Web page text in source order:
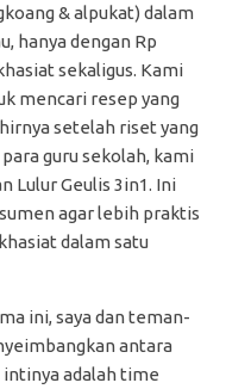
& alpukat) dalam
hanya dengan Rp
sekaligus. Kami
mencari resep yang
setelah riset yang
guru sekolah, kami
Lulur Geulis 3in1. Ini
agar lebih praktis
dalam satu
ini, saya dan teman-
antara
intinya adalah time